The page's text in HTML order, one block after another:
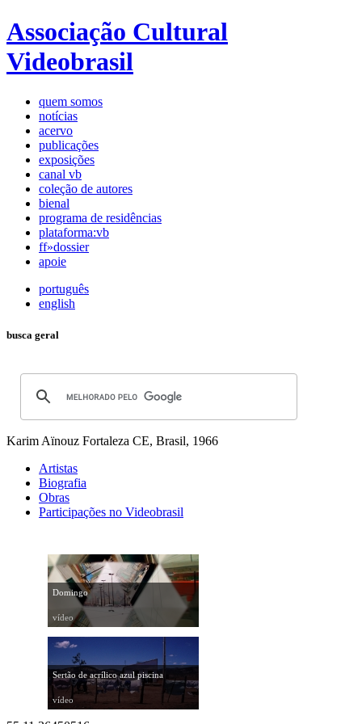
Associação Cultural
Videobrasil
quem somos
notícias
acervo
publicações
exposições
canal vb
coleção de autores
bienal
programa de residências
plataforma:vb
ff»dossier
apoie
português
english
busca geral
Karim Aïnouz Fortaleza CE, Brasil, 1966
Artistas
Biografia
Obras
Participações no Videobrasil
Domingo
vídeo
Sertão de acrílico azul piscina
vídeo